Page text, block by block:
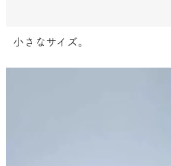
小さなサイズ。